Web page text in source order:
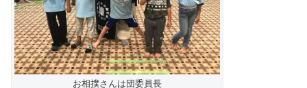
お相撲さんは団委員長